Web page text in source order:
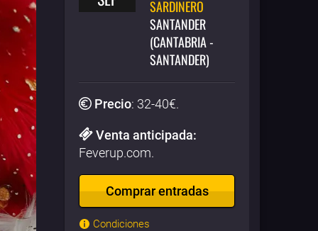
SARDINERO
SANTANDER
(CANTABRIA -
SANTANDER)
Precio: 32-40€.
Venta anticipada:
Feverup.com.
Comprar entradas
Condiciones